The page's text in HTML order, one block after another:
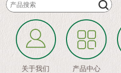
关于我们 产品中心